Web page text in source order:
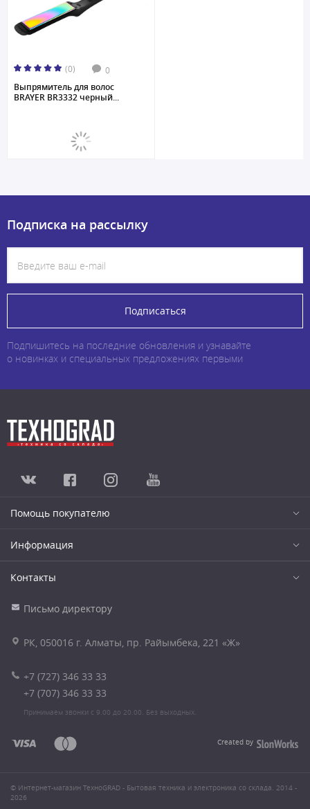
(0) 0
Выпрямитель для волос
BRAYER BR3332 черный...
Подписка на рассылку
Подписаться
Подпишитесь на последние обновления и узнавайте
о новинках и специальных предложениях первыми
Помощь покупателю
Информация
Контакты
Письмо директору
РК, 050016 г. Алматы, пр. Райымбека, 221 «Ж»
+7 (727) 346 33 33
+7 (707) 346 33 33
Принимаем звонки с 9.00 до 20.00. Без выходных.
Created by
© Интернет-магазин ТехноGRAD - Бытовая техника и электроника со склада. 2014 -
2026